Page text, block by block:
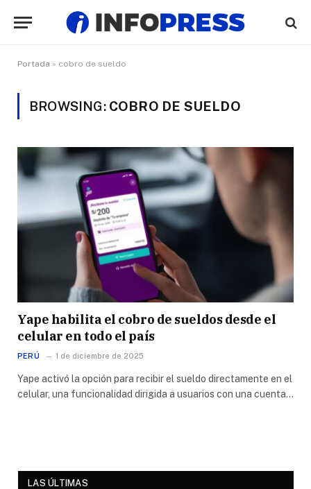
Portada » cobro de sueldo
BROWSING: COBRO DE SUELDO
Yape habilita el cobro de sueldos desde el
celular en todo el país
PERÚ 1 de diciembre de 2025
Yape activó la opción para recibir el sueldo directamente en el
celular, una funcionalidad dirigida a usuarios con una cuenta…
LAS ÚLTIMAS